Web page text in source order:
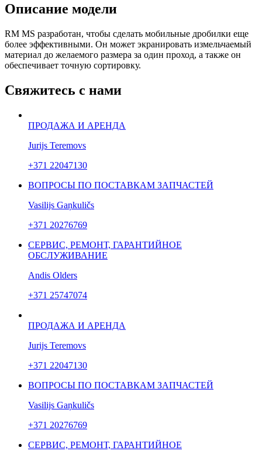
Описание модели
RM MS разработан, чтобы сделать мобильные дробилки еще
более эффективными. Он может экранировать измельчаемый
материал до желаемого размера за один проход, а также он
обеспечивает точную сортировку.
Свяжитесь с нами
ПРОДАЖА И АРЕНДА
Jurijs Teremovs
+371 22047130
ВОПРОСЫ ПО ПОСТАВКАМ ЗАПЧАСТЕЙ
Vasilijs Gaņkuličs
+371 20276769
СЕРВИС, РЕМОНТ, ГАРАНТИЙНОЕ
ОБСЛУЖИВАНИЕ
Andis Olders
+371 25747074
ПРОДАЖА И АРЕНДА
Jurijs Teremovs
+371 22047130
ВОПРОСЫ ПО ПОСТАВКАМ ЗАПЧАСТЕЙ
Vasilijs Gaņkuličs
+371 20276769
СЕРВИС, РЕМОНТ, ГАРАНТИЙНОЕ